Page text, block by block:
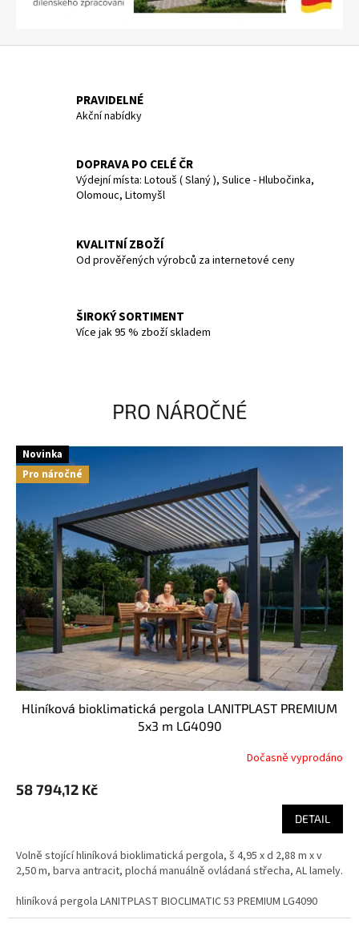
PRAVIDELNÉ
Akční nabídky
DOPRAVA PO CELÉ ČR
Výdejní místa: Lotouš ( Slaný ), Sulice - Hlubočinka,
Olomouc, Litomyšl
KVALITNÍ ZBOŽÍ
Od prověřených výrobců za internetové ceny
ŠIROKÝ SORTIMENT
Více jak 95 % zboží skladem
PRO NÁROČNÉ
Novinka
Pro náročné
hliníková bioklimatická pergola LANITPLAST PREMIUM
5x3 m LG4090
Dočasně vyprodáno
58 794,12 Kč
DETAIL
Volně stojící hliníková bioklimatická pergola, š 4,95 x d 2,88 m x v
2,50 m, barva antracit, plochá manuálně ovládaná střecha, AL lamely.
hliníková pergola LANITPLAST BIOCLIMATIC 53 PREMIUM LG4090